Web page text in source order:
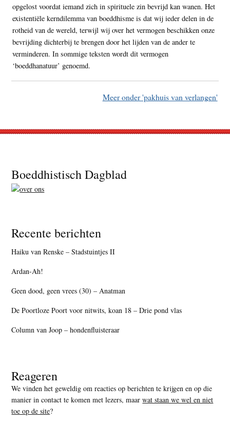
opgelost voordat iemand zich in spirituele zin bevrijd kan wanen. Het
existentiële kerndilemma van boeddhisme is dat wij ieder delen in de
rotheid van de wereld, terwijl wij over het vermogen beschikken onze
bevrijding dichterbij te brengen door het lijden van de ander te
verminderen. In sommige teksten wordt dit vermogen
‘boeddhanatuur’ genoemd.
Meer onder 'pakhuis van verlangen'
Footer
Boeddhistisch Dagblad
Recente berichten
Haiku van Renske – Stadstuintjes II
Ardan-Ah!
Geen dood, geen vrees (30) – Anatman
De Poortloze Poort voor nitwits, koan 18 – Drie pond vlas
Column van Joop – hondenfluisteraar
Reageren
We vinden het geweldig om reacties op berichten te krijgen en op die
manier in contact te komen met lezers, maarwat staan we wel en niet
toe op de site?